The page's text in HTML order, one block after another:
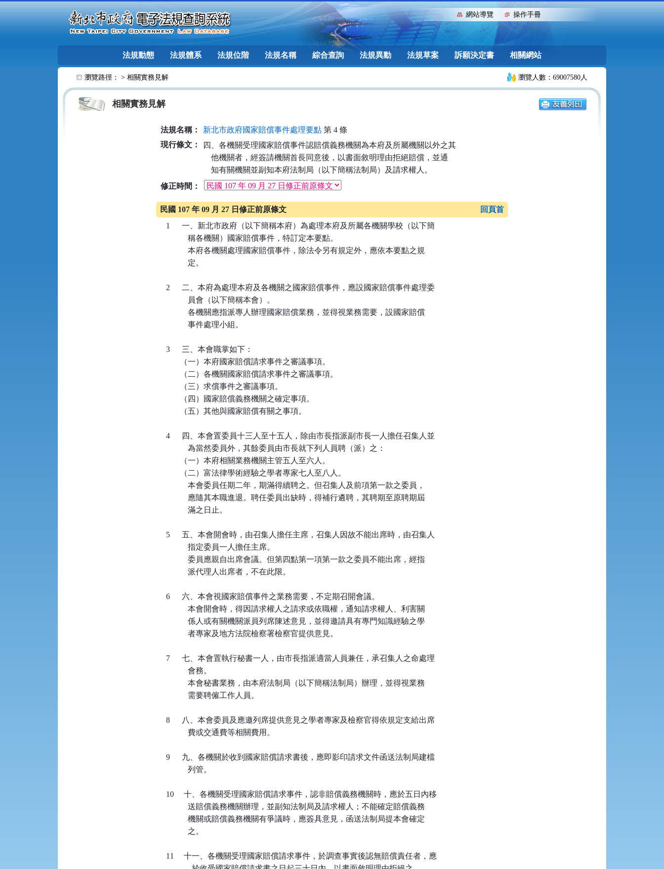
::: 網站導覽 操作手冊
法規動態 法規體系 法規位階 法規名稱 綜合查詢 法規異動 法規草案 訴願決定書 相關網站
瀏覽路徑： > 相關實務見解 瀏覽人數：69007580人
相關實務見解
法規名稱： 新北市政府國家賠償事件處理要點第 4 條
現行條文：
四、各機關受理國家賠償事件認賠償義務機關為本府及所屬機關以外之其
    他機關者，經簽請機關首長同意後，以書面敘明理由拒絕賠償，並通
    知有關機關並副知本府法制局（以下簡稱法制局）及請求權人。
修正時間：
民國 107 年 09 月 27 日修正前原條文
回頁首
   1      一、新北市政府（以下簡稱本府）為處理本府及所屬各機關學校（以下簡
              稱各機關）國家賠償事件，特訂定本要點。
              本府各機關處理國家賠償事件，除法令另有規定外，應依本要點之規
              定。
   2      二、本府為處理本府及各機關之國家賠償事件，應設國家賠償事件處理委
              員會（以下簡稱本會）。
              各機關應指派專人辦理國家賠償業務，並得視業務需要，設國家賠償
              事件處理小組。
   3      三、本會職掌如下：
          （一）本府國家賠償請求事件之審議事項。
          （二）各機關國家賠償請求事件之審議事項。
          （三）求償事件之審議事項。
          （四）國家賠償義務機關之確定事項。
          （五）其他與國家賠償有關之事項。
   4      四、本會置委員十三人至十五人，除由市長指派副市長一人擔任召集人並
              為當然委員外，其餘委員由市長就下列人員聘（派）之：
          （一）本府相關業務機關主管五人至六人。
          （二）富法律學術經驗之學者專家七人至八人。
              本會委員任期二年，期滿得續聘之。但召集人及前項第一款之委員，
              應隨其本職進退。聘任委員出缺時，得補行遴聘，其聘期至原聘期屆
              滿之日止。
   5      五、本會開會時，由召集人擔任主席，召集人因故不能出席時，由召集人
              指定委員一人擔任主席。
              委員應親自出席會議。但第四點第一項第一款之委員不能出席，經指
              派代理人出席者，不在此限。
   6      六、本會視國家賠償事件之業務需要，不定期召開會議。
              本會開會時，得因請求權人之請求或依職權，通知請求權人、利害關
              係人或有關機關派員列席陳述意見，並得邀請具有專門知識經驗之學
              者專家及地方法院檢察署檢察官提供意見。
   7      七、本會置執行秘書一人，由市長指派適當人員兼任，承召集人之命處理
              會務。
              本會秘書業務，由本府法制局（以下簡稱法制局）辦理，並得視業務
              需要聘僱工作人員。
   8      八、本會委員及應邀列席提供意見之學者專家及檢察官得依規定支給出席
              費或交通費等相關費用。
   9      九、各機關於收到國家賠償請求書後，應即影印請求文件函送法制局建檔
              列管。
   10     十、各機關受理國家賠償請求事件，認非賠償義務機關時，應於五日內移
              送賠償義務機關辦理，並副知法制局及請求權人；不能確定賠償義務
              機關或賠償義務機關有爭議時，應簽具意見，函送法制局提本會確定
              之。
   11     十一、各機關受理國家賠償請求事件，於調查事實後認無賠償責任者，應